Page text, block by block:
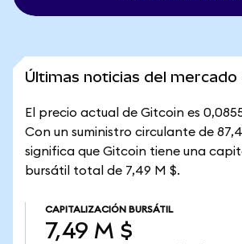
Últimas noticias del mercado
El precio actual de Gitcoin es
Con un suministro circulante de
significa que Gitcoin tiene una
bursátil total de 7,49 M $.
CAPITALIZACIÓN BURSÁTIL
7,49 M $